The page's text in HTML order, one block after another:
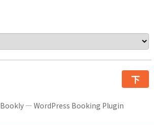
下
Bookly— WordPress Booking Plugin